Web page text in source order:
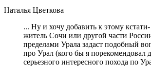
Наталья Цветкова
... Ну и хочу добавить к этому
житель Сочи или другой части
пределами Урала задаст подобный
про Урал (кого бы я порекомендовал
серьезного интересного похода по